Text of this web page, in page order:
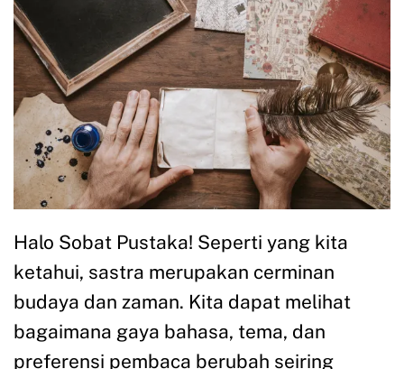
Halo Sobat Pustaka! Seperti yang kita
ketahui, sastra merupakan cerminan
budaya dan zaman. Kita dapat melihat
bagaimana gaya bahasa, tema, dan
preferensi pembaca berubah seiring